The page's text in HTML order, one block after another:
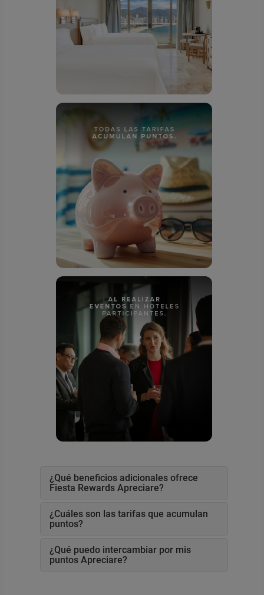
¿Qué beneficios adicionales ofrece
Fiesta Rewards Apreciare?
¿Cuáles son las tarifas que acumulan
puntos?
¿Qué puedo intercambiar por mis
puntos Apreciare?